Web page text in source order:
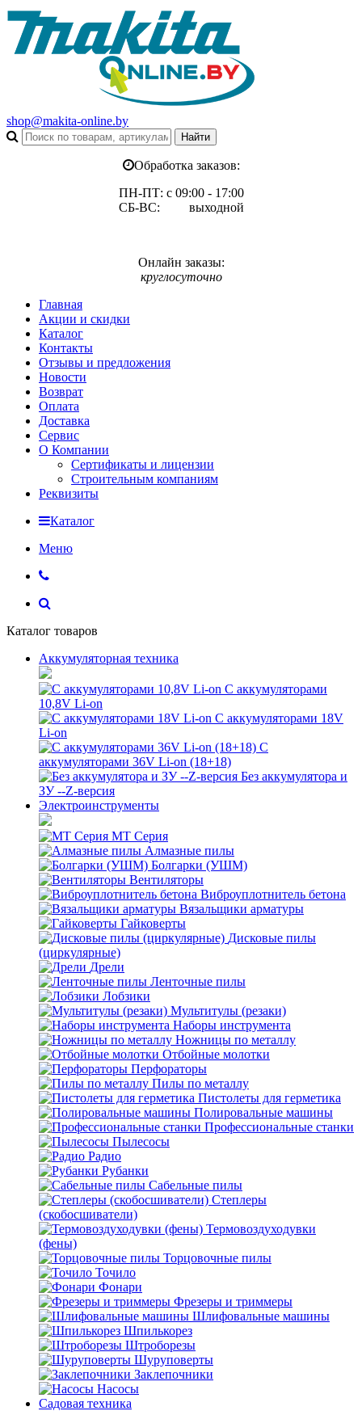
shop@makita-online.by
Обработка заказов:
ПН-ПТ: с 09:00 - 17:00
СБ-ВС: выходной
Онлайн заказы:
круглосуточно
Главная
Акции и скидки
Каталог
Контакты
Отзывы и предложения
Новости
Возврат
Оплата
Доставка
Сервис
О Компании
Сертификаты и лицензии
Строительным компаниям
Реквизиты
Каталог
Меню
Каталог товаров
Аккумуляторная техника
С аккумуляторами
10,8V Li-on
С аккумуляторами 18V
Li-on
С
аккумуляторами 36V Li-on (18+18)
Без аккумулятора и
ЗУ --Z-версия
Электроинструменты
MT Серия
Алмазные пилы
Болгарки (УШМ)
Вентиляторы
Виброуплотнитель бетона
Вязальщики арматуры
Гайковерты
Дисковые пилы
(циркулярные)
Дрели
Ленточные пилы
Лобзики
Мультитулы (резаки)
Наборы инструмента
Ножницы по металлу
Отбойные молотки
Перфораторы
Пилы по металлу
Пистолеты для герметика
Полировальные машины
Профессиональные станки
Пылесосы
Радио
Рубанки
Сабельные пилы
Степлеры
(скобосшиватели)
Термовоздуходувки
(фены)
Торцовочные пилы
Точило
Фонари
Фрезеры и триммеры
Шлифовальные машины
Шпилькорез
Штроборезы
Шуруповерты
Заклепочники
Насосы
Садовая техника